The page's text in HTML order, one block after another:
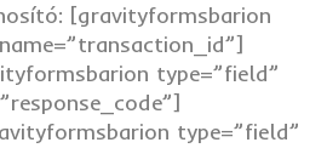
[gravityformsbarion
type=”field”
type=”field”